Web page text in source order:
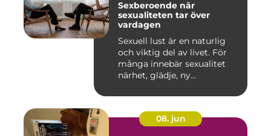
Sexberoende när
sexualiteten tar över
vardagen
Sexuell lust är en naturlig
och viktig del av livet. För
många innebär sexualitet
närhet, glädje, ny...
08. jun